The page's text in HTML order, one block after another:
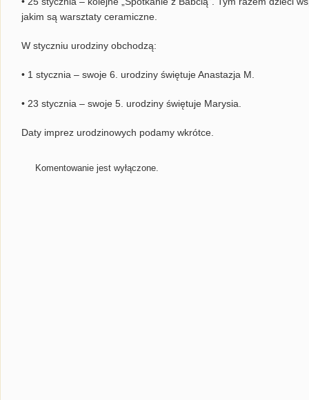
jakim są warsztaty ceramiczne.
W styczniu urodziny obchodzą:
• 1 stycznia – swoje 6. urodziny świętuje Anastazja M.
• 23 stycznia – swoje 5. urodziny świętuje Marysia.
Daty imprez urodzinowych podamy wkrótce.
Komentowanie jest wyłączone.